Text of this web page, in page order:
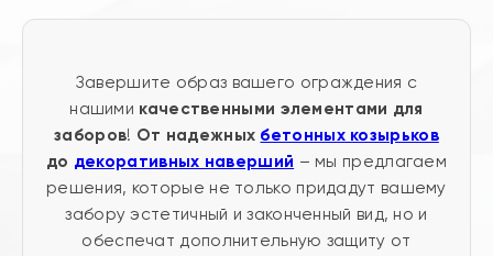
Завершите образ вашего ограждения с
нашими качественными элементами для
заборов! От надежных бетонных козырьков
до декоративных наверший – мы предлагаем
решения, которые не только придадут вашему
забору эстетичный и законченный вид, но и
обеспечат дополнительную защиту от